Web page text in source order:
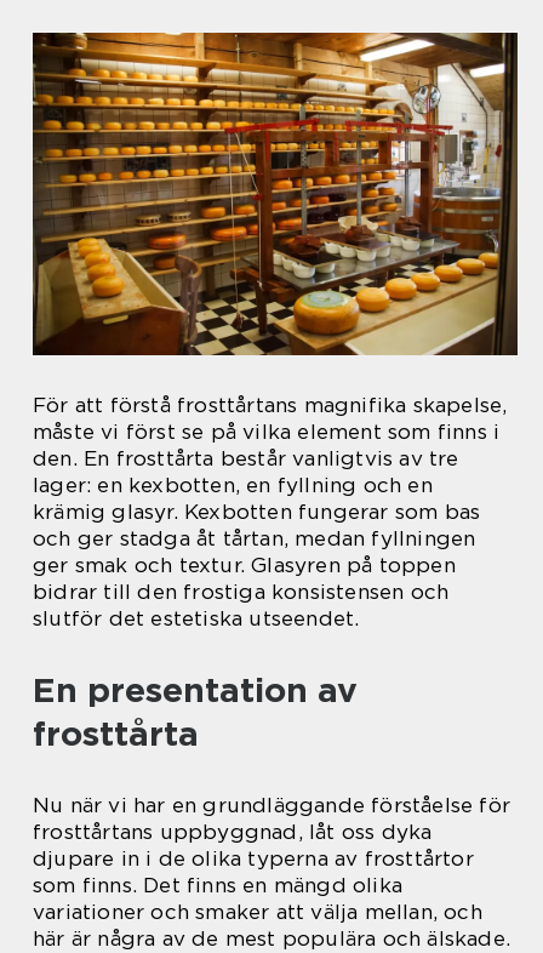
För att förstå frosttårtans magnifika skapelse,
måste vi först se på vilka element som finns i
den. En frosttårta består vanligtvis av tre
lager: en kexbotten, en fyllning och en
krämig glasyr. Kexbotten fungerar som bas
och ger stadga åt tårtan, medan fyllningen
ger smak och textur. Glasyren på toppen
bidrar till den frostiga konsistensen och
slutför det estetiska utseendet.
En presentation av
frosttårta
Nu när vi har en grundläggande förståelse för
frosttårtans uppbyggnad, låt oss dyka
djupare in i de olika typerna av frosttårtor
som finns. Det finns en mängd olika
variationer och smaker att välja mellan, och
här är några av de mest populära och älskade.